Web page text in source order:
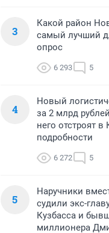
3
Какой район
самый лучший
опрос
6 293 5
4
Новый
за 2 млрд
него отстроят в
подробности
6 272 5
5
Наручники
судили экс-
Кузбасса и
миллионера